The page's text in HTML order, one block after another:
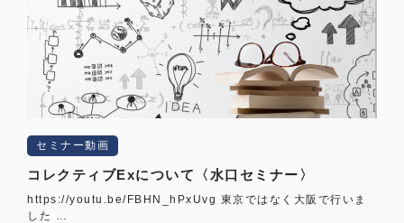
セミナー動画
コレクティブExについて〈水口セミナー〉
https://youtu.be/FBHN_hPxUvg 東京ではなく大阪で行いま
した …